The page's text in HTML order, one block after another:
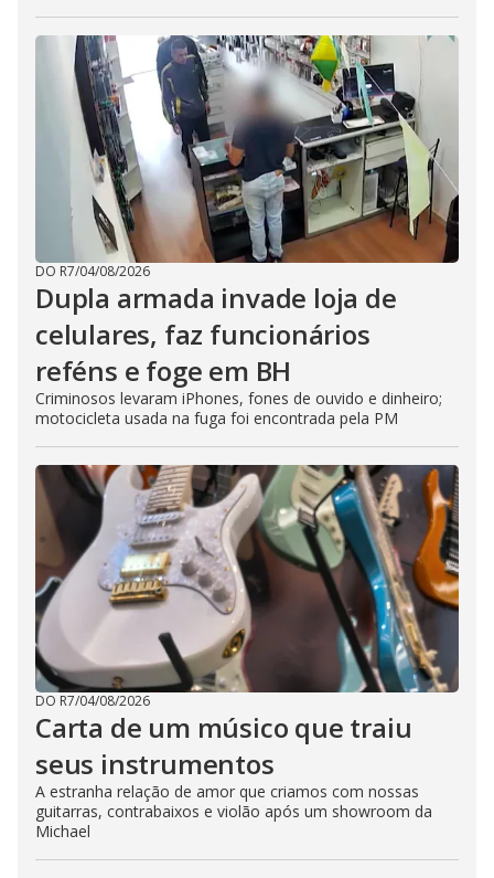
DO R7/04/08/2026
Dupla armada invade loja de
celulares, faz funcionários
reféns e foge em BH
Criminosos levaram iPhones, fones de ouvido e dinheiro;
motocicleta usada na fuga foi encontrada pela PM
DO R7/04/08/2026
Carta de um músico que traiu
seus instrumentos
A estranha relação de amor que criamos com nossas
guitarras, contrabaixos e violão após um showroom da
Michael